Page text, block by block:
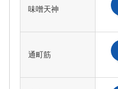
味噌天神
通町筋